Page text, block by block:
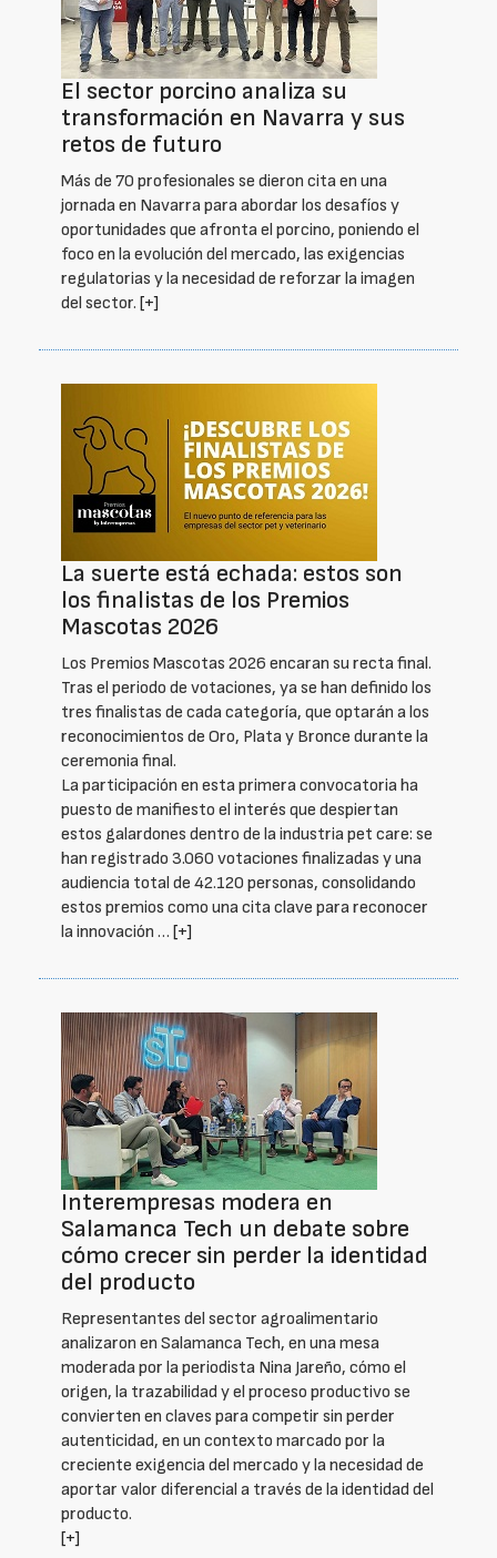
El sector porcino analiza su
transformación en Navarra y sus
retos de futuro
Más de 70 profesionales se dieron cita en una
jornada en Navarra para abordar los desafíos y
oportunidades que afronta el porcino, poniendo el
foco en la evolución del mercado, las exigencias
regulatorias y la necesidad de reforzar la imagen
del sector. [+]
La suerte está echada: estos son
los finalistas de los Premios
Mascotas 2026
Los Premios Mascotas 2026 encaran su recta final.
Tras el periodo de votaciones, ya se han definido los
tres finalistas de cada categoría, que optarán a los
reconocimientos de Oro, Plata y Bronce durante la
ceremonia final.
La participación en esta primera convocatoria ha
puesto de manifiesto el interés que despiertan
estos galardones dentro de la industria pet care: se
han registrado 3.060 votaciones finalizadas y una
audiencia total de 42.120 personas, consolidando
estos premios como una cita clave para reconocer
la innovación … [+]
Interempresas modera en
Salamanca Tech un debate sobre
cómo crecer sin perder la identidad
del producto
Representantes del sector agroalimentario
analizaron en Salamanca Tech, en una mesa
moderada por la periodista Nina Jareño, cómo el
origen, la trazabilidad y el proceso productivo se
convierten en claves para competir sin perder
autenticidad, en un contexto marcado por la
creciente exigencia del mercado y la necesidad de
aportar valor diferencial a través de la identidad del
producto.
[+]